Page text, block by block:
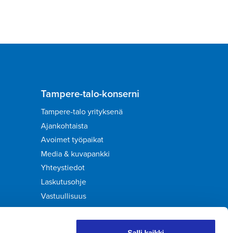
Tampere-talo-konserni
Tampere-talo yrityksenä
Ajankohtaista
Avoimet työpaikat
Media & kuvapankki
Yhteystiedot
Laskutusohje
Vastuullisuus